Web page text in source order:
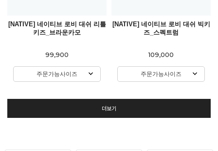
[NATIVE] 네이티브 로비 대쉬 리틀
키즈_브라운카모
99,900
주문가능사이즈
[NATIVE] 네이티브 로비 대쉬 빅키
즈_스펙트럼
109,000
주문가능사이즈
더보기